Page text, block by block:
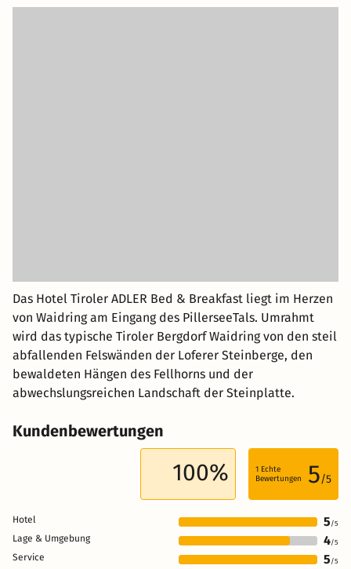
Das Hotel Tiroler ADLER Bed & Breakfast liegt im Herzen
von Waidring am Eingang des PillerseeTals. Umrahmt
wird das typische Tiroler Bergdorf Waidring von den steil
abfallenden Felswänden der Loferer Steinberge, den
bewaldeten Hängen des Fellhorns und der
abwechslungsreichen Landschaft der Steinplatte.
Kundenbewertungen
100% 1 Echte
Bewertungen
5/5
Hotel 5 /5
Lage & Umgebung 4/5
Service 5 /5